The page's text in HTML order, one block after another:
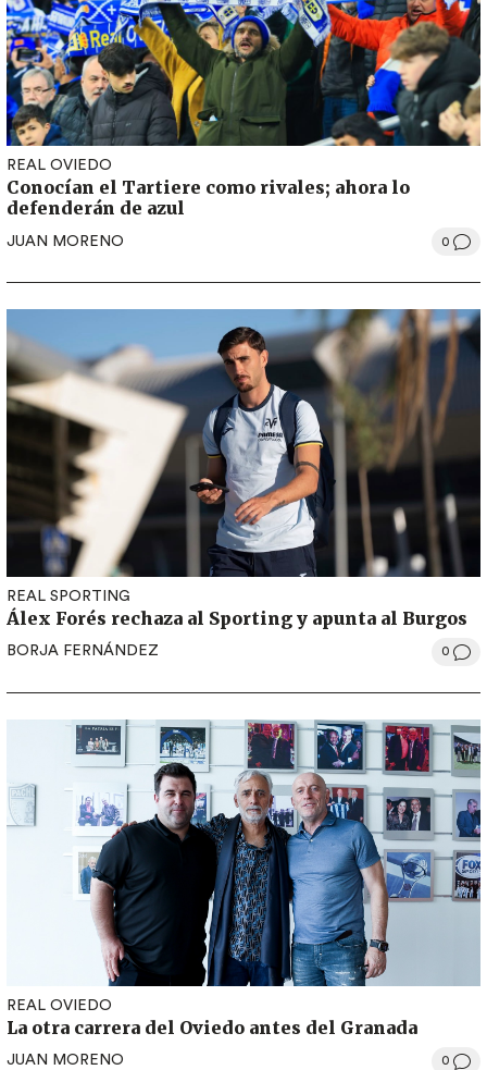
REAL OVIEDO
Conocían el Tartiere como rivales; ahora lo
defenderán de azul
JUAN MORENO 0
REAL SPORTING
Álex Forés rechaza al Sporting y apunta al Burgos
BORJA FERNÁNDEZ 0
REAL OVIEDO
La otra carrera del Oviedo antes del Granada
JUAN MORENO 0